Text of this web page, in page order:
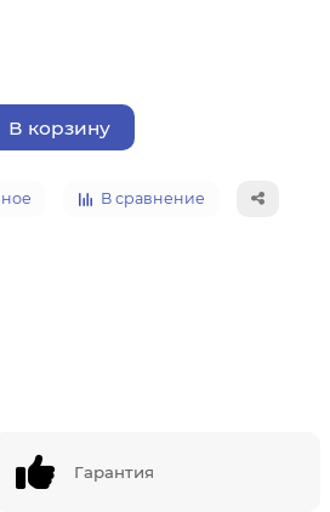
В корзину
В сравнение
Гарантия